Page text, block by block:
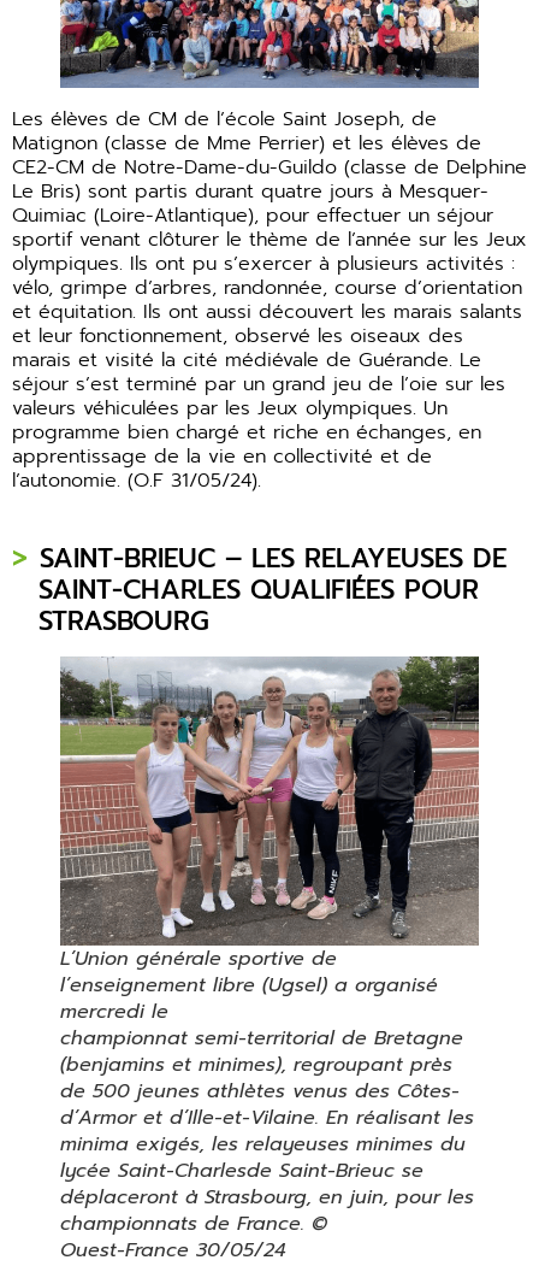
Les élèves de CM de l’école Saint Joseph, de
Matignon (classe de Mme Perrier) et les élèves de
CE2-CM de Notre-Dame-du-Guildo (classe de Delphine
Le Bris) sont partis durant quatre jours à Mesquer-
Quimiac (Loire-Atlantique), pour effectuer un séjour
sportif venant clôturer le thème de l’année sur les Jeux
olympiques. Ils ont pu s’exercer à plusieurs activités :
vélo, grimpe d’arbres, randonnée, course d’orientation
et équitation. Ils ont aussi découvert les marais salants
et leur fonctionnement, observé les oiseaux des
marais et visité la cité médiévale de Guérande. Le
séjour s’est terminé par un grand jeu de l’oie sur les
valeurs véhiculées par les Jeux olympiques. Un
programme bien chargé et riche en échanges, en
apprentissage de la vie en collectivité et de
l’autonomie. (O.F 31/05/24).
SAINT-BRIEUC – LES RELAYEUSES DE
SAINT-CHARLES QUALIFIÉES POUR
STRASBOURG
L’Union générale sportive de
l’enseignement libre (Ugsel) a organisé
mercredi le
championnat semi-territorial de Bretagne
(benjamins et minimes), regroupant près
de 500 jeunes athlètes venus des Côtes-
d’Armor et d’Ille-et-Vilaine. En réalisant les
minima exigés, les relayeuses minimes du
lycée Saint-Charlesde Saint-Brieuc se
déplaceront à Strasbourg, en juin, pour les
championnats de France. ©
Ouest-France 30/05/24